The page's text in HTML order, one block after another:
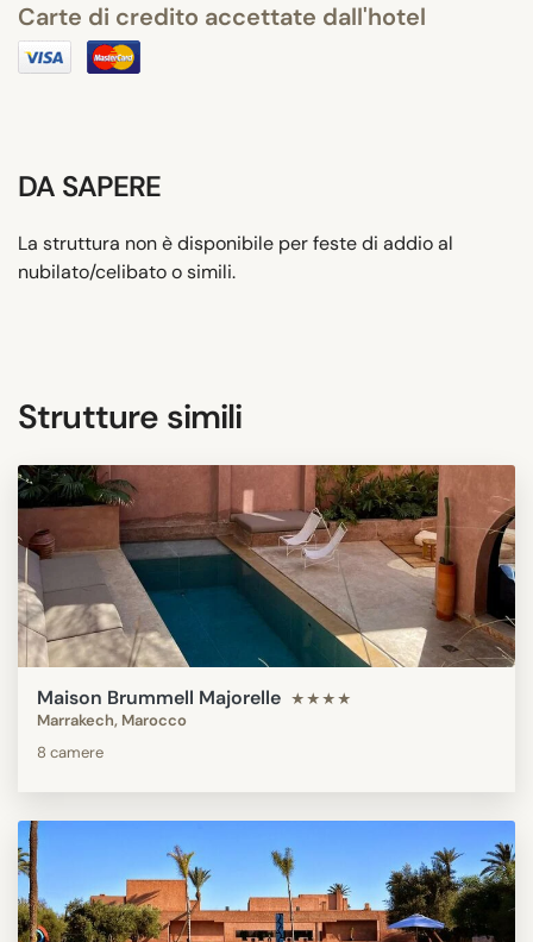
Carte di credito accettate dall'hotel
DA SAPERE
La struttura non è disponibile per feste di addio al
nubilato/celibato o simili.
Strutture simili
Maison Brummell Majorelle ★★★★
Marrakech, Marocco
8 camere